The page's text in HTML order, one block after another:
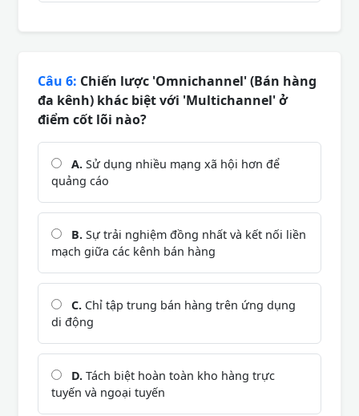
Câu 6: Chiến lược 'Omnichannel' (Bán hàng
đa kênh) khác biệt với 'Multichannel' ở
điểm cốt lõi nào?
A. Sử dụng nhiều mạng xã hội hơn để
quảng cáo
B. Sự trải nghiệm đồng nhất và kết nối liền
mạch giữa các kênh bán hàng
C. Chỉ tập trung bán hàng trên ứng dụng
di động
D. Tách biệt hoàn toàn kho hàng trực
tuyến và ngoại tuyến